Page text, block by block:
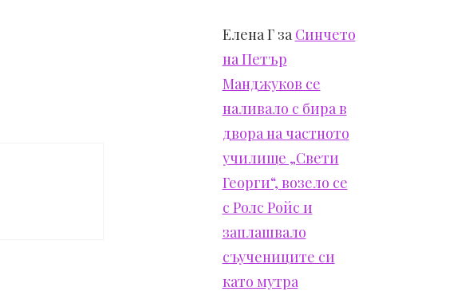
Елена Гза Синчето
на Петър
Манджуков се
наливало с бира в
двора на частното
училище „Свети
Георги“, возело се
с Ролс Ройс и
заплашвало
съучениците си
като мутра